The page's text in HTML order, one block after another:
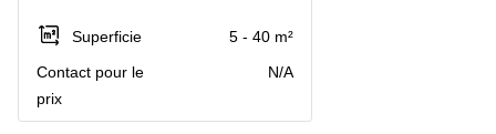
la
Neuve
Wallonie
Wavre
Anvers
Centre
d'affaires
Gand
Superficie
5 - 40 m²
Contact pour le
prix
N/A